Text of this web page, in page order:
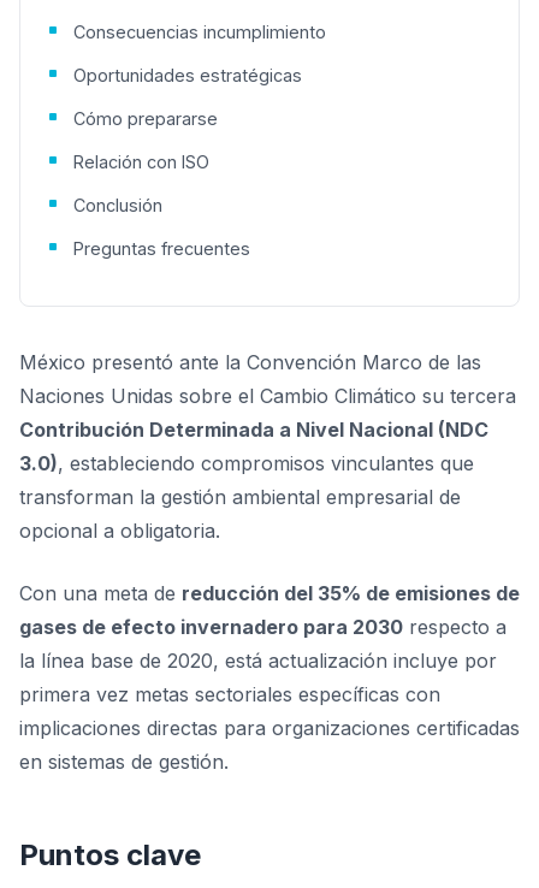
México presentó ante la Convención Marco de las
Naciones Unidas sobre el Cambio Climático su tercera
Contribución Determinada a Nivel Nacional (NDC
3.0), estableciendo compromisos vinculantes que
transforman la gestión ambiental empresarial de
opcional a obligatoria.
Con una meta de reducción del 35% de emisiones de
gases de efecto invernadero para 2030 respecto a
la línea base de 2020, está actualización incluye por
primera vez metas sectoriales específicas con
implicaciones directas para organizaciones certificadas
en sistemas de gestión.
Puntos clave
Consecuencias incumplimiento
Oportunidades estratégicas
Cómo prepararse
Relación con ISO
Conclusión
Preguntas frecuentes